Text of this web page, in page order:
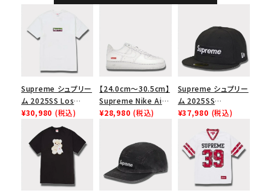
アルツリーAPカモ
Supreme シュプリー
ム 2025SS Los
Angeles Fire Relief
Box Logo Tee ファ
イヤーリリーフボック
スロゴTシャツ ホワ
イト 白
¥30,980 (税込)
【24.0cm～30.5cm】
Supreme Nike Air
Force 1 Low シュプ
ューズ ホワイト
¥28,980 (税込)
Supreme シュプリー
ム 2025SS
Championship Box
チャンピオンシップボ
ックスロゴニューエラ
キャップ ブラック 黒
¥37,980 (税込)